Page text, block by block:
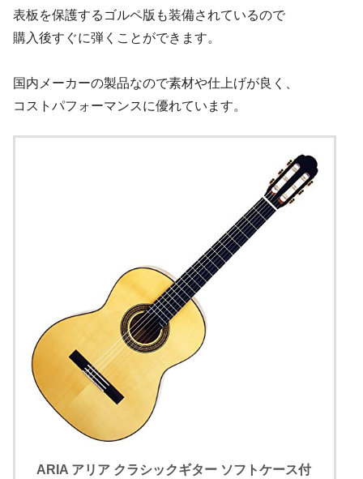
表板を保護するゴルペ版も装備されているので
購入後すぐに弾くことができます。
国内メーカーの製品なので素材や仕上げが良く、
コストパフォーマンスに優れています。
ARIA アリア クラシックギター ソフトケース付